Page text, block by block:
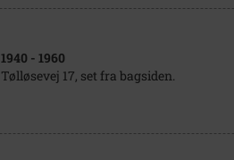
1940 - 1960
Tølløsevej 17, set fra bagsiden.